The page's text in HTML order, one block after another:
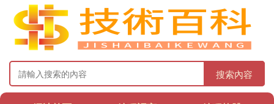
搜索內容